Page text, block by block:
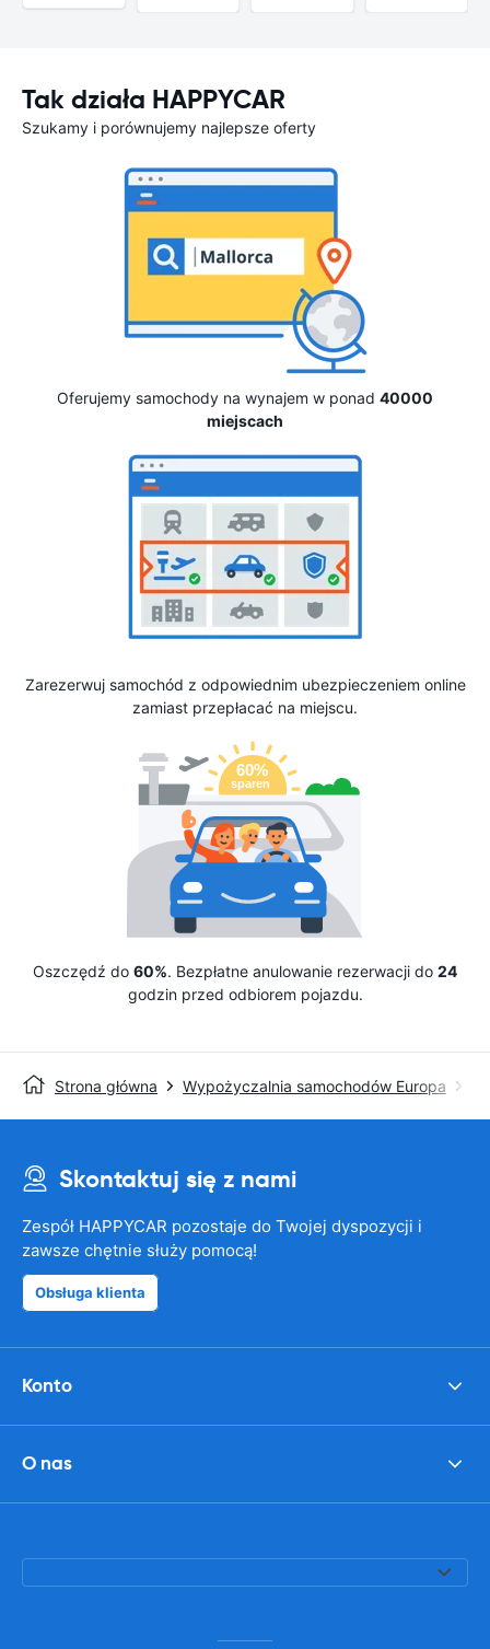
Tak działa HAPPYCAR
Szukamy i porównujemy najlepsze oferty
Oferujemy samochody na wynajem w ponad 40000
miejscach
Zarezerwuj samochód z odpowiednim ubezpieczeniem online
zamiast przepłacać na miejscu.
Oszczędź do 60%. Bezpłatne anulowanie rezerwacji do 24
godzin przed odbiorem pojazdu.
Strona główna Wypożyczalnia samochodów Europa
Skontaktuj się z nami
Zespół HAPPYCAR pozostaje do Twojej dyspozycji i
zawsze chętnie służy pomocą!
Obsługa klienta
Konto
O nas